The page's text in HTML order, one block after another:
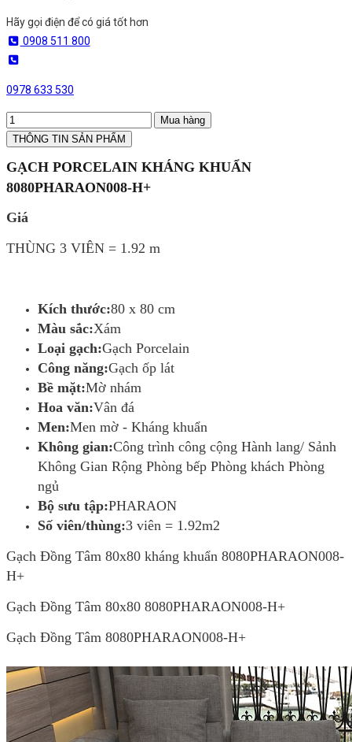
Hãy gọi điện để có giá tốt hơn
0908 511 800
0978 633 530
Mua hàng
THÔNG TIN SẢN PHẨM
GẠCH PORCELAIN KHÁNG KHUẨN
8080PHARAON008-H+
Giá
THÙNG 3 VIÊN = 1.92 m
Kích thước:80 x 80 cm
Màu sắc:Xám
Loại gạch:Gạch Porcelain
Công năng:Gạch ốp lát
Bề mặt:Mờ nhám
Hoa văn:Vân đá
Men:Men mờ - Kháng khuẩn
Không gian:Công trình công cộng Hành lang/ Sảnh
Không Gian Rộng Phòng bếp Phòng khách Phòng
ngủ
Bộ sưu tập:PHARAON
Số viên/thùng:3 viên = 1.92m2
Gạch Đồng Tâm 80x80 kháng khuẩn 8080PHARAON008-
H+
Gạch Đồng Tâm 80x80 8080PHARAON008-H+
Gạch Đồng Tâm 8080PHARAON008-H+